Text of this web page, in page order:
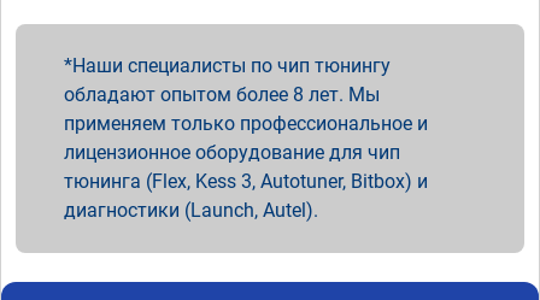
Наши специалисты по чип тюнингу
обладают опытом более 8 лет. Мы
применяем только профессиональное и
лицензионное оборудование для чип
тюнинга (Flex, Kess 3, Autotuner, Bitbox) и
диагностики (Launch, Autel).